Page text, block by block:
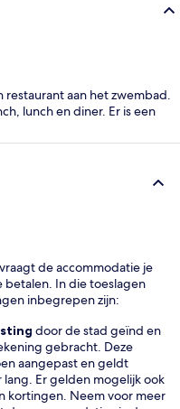
restaurant aan het zwembad.
lunch en diner. Er is een
de accommodatie je
In die toeslagen
inbegrepen zijn:
door de stad geïnd en
gebracht. Deze
aangepast en geldt
Er gelden mogelijk ook
kortingen. Neem voor meer